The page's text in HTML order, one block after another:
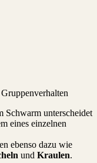
Gruppenverhalten
Schwarm unterscheidet
eines einzelnen
ebenso dazu wie
und Kraulen.